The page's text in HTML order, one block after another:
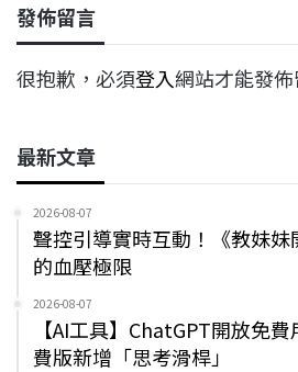
發佈留言
很抱歉，必須登入網站才能發佈
最新文章
2026-08-07
聲控引導實時互動！《教妹
的血壓極限
2026-08-07
【AI工具】ChatGPT開放免
費版新增「思考滑桿」